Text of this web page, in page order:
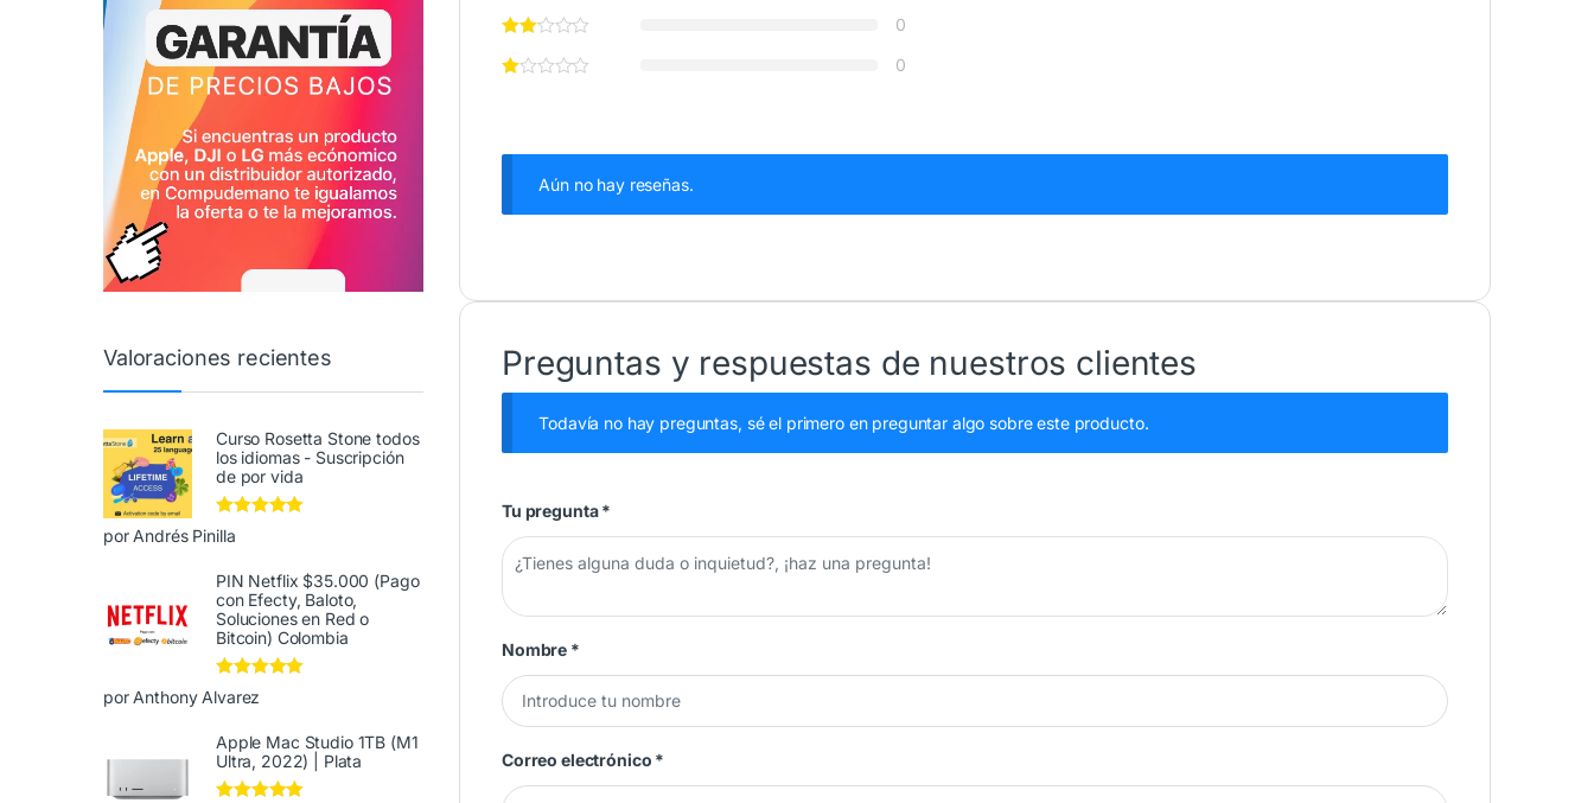
0
0
Aún no hay reseñas.
Preguntas y respuestas de nuestros clientes
Todavía no hay preguntas, sé el primero en preguntar algo sobre este producto.
Tu pregunta*
Nombre *
Correo electrónico *
Valoraciones recientes
Curso Rosetta Stone todos
los idiomas - Suscripción
de por vida
Valorado en
de 5
por Andrés Pinilla
PIN Netflix $35.000 (Pago
con Efecty, Baloto,
Soluciones en Red o
Bitcoin) Colombia
Valorado en
de 5
por Anthony Alvarez
Apple Mac Studio 1TB (M1
Ultra, 2022) | Plata